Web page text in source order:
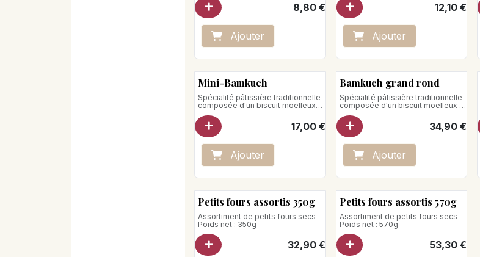
8,80€
Ajouter
12,10€
Ajouter
Mini-Bamkuch
Spécialité pâtissière traditionnelle
composée d'un biscuit moelleux
cuit à la broche, aux amandes et
épices.
Cette recette artisanale est une
spécialité de la Maison Oberweis.
Poids net : 140g
17,00€
Ajouter
Bamkuch grand rond
Spécialité pâtissière traditionnelle
composée d'un biscuit moelleux à
base d'amandes, d'amande amer
et d'épices.
Poids net : 350g
Caution 50€ socle en bois pour les
12-13 et 14 ronds.
34,90€
Ajouter
Petits fours assortis 350g
Assortiment de petits fours secs
Poids net : 350g
32,90€
Petits fours assortis 570g
Assortiment de petits fours secs
Poids net : 570g
53,30€